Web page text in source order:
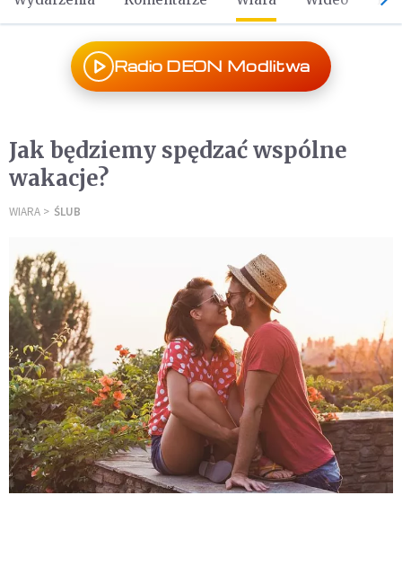
Radio DEON Modlitwa
Jak będziemy spędzać wspólne
wakacje?
WIARA ŚLUB